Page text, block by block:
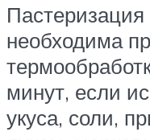
необходима
минут, если
укуса, соли,